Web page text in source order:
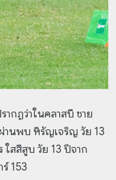
กฏว่าในคลาสบี ชาย
นพบ หิรัญเจริญ วัย 13
สสีสูบ วัย 13 ปีจาก
153